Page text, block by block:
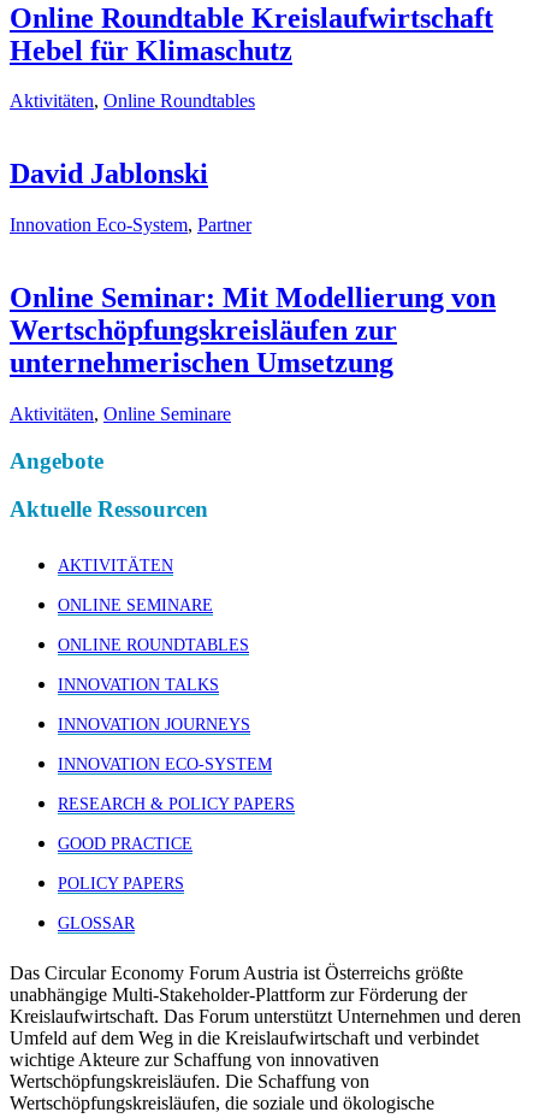
Online Roundtable Kreislaufwirtschaft
Hebel für Klimaschutz
Aktivitäten, Online Roundtables
David Jablonski
Innovation Eco-System, Partner
Online Seminar: Mit Modellierung von
Wertschöpfungskreisläufen zur
unternehmerischen Umsetzung
Aktivitäten, Online Seminare
Angebote
Aktuelle Ressourcen
AKTIVITÄTEN
ONLINE SEMINARE
ONLINE ROUNDTABLES
INNOVATION TALKS
INNOVATION JOURNEYS
INNOVATION ECO-SYSTEM
RESEARCH & POLICY PAPERS
GOOD PRACTICE
POLICY PAPERS
GLOSSAR
Das Circular Economy Forum Austria ist Österreichs größte
unabhängige Multi-Stakeholder-Plattform zur Förderung der
Kreislaufwirtschaft. Das Forum unterstützt Unternehmen und deren
Umfeld auf dem Weg in die Kreislaufwirtschaft und verbindet
wichtige Akteure zur Schaffung von innovativen
Wertschöpfungskreisläufen. Die Schaffung von
Wertschöpfungskreisläufen, die soziale und ökologische